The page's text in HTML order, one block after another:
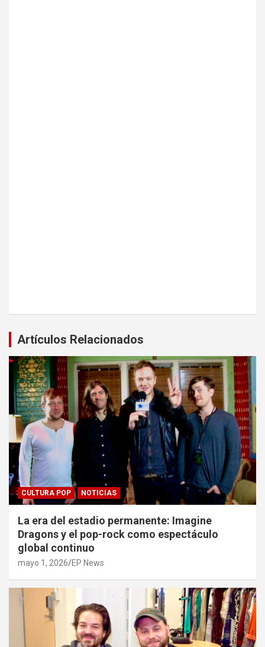
Artículos Relacionados
CULTURA POP NOTICIAS
La era del estadio permanente: Imagine
Dragons y el pop-rock como espectáculo
global continuo
mayo 1, 2026 EP News